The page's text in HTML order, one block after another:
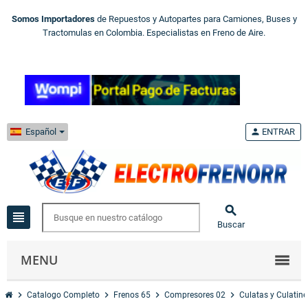
Somos Importadores de Repuestos y Autopartes para Camiones, Buses y
Tractomulas en Colombia. Especialistas en Freno de Aire.
Español
view_headline 
Buscar
person ENTRAR
MENU
chevron_right Catalogo Completo chevron_right Frenos 65 chevron_right Compresores 02 chevron_right Culatas y